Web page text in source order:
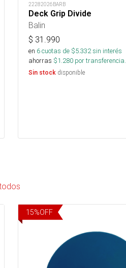
22282026BARB
Deck Grip Divide
Balin
$ 31.990
en 6cuotas de $5.332sin interés
ahorras $1.280 por transferencia.
Sin stock disponible
15%OFF